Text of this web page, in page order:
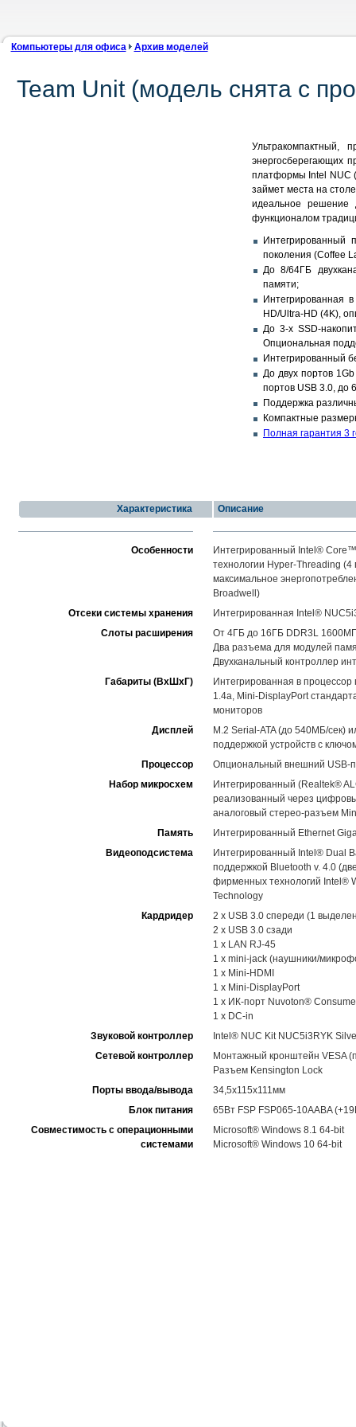
Компьютеры для офиса Архив моделей
Team Unit (модель снята с
Ультракомпактный,
энергосберегающих
платформы Intel NUC
займет места на
идеальное
функционалом
Интегрированный
поколения (Coffee
До 8/64ГБ
памяти;
Интегрированная
HD/Ultra-HD (4K),
До 3-х SSD-
Опциональная
Интегрированный
До двух портов
портов USB 3.0, до
Поддержка
Компактные
Полная гарантия 3
Характеристика Описание
Особенности
Интегрированный Intel®
технологии Hyper-Threading
максимальное
Broadwell)
Отсеки системы хранения
Интегрированная Intel®
Слоты расширения
От 4ГБ до 16ГБ DDR3L
Два разъема для модулей
Двухканальный контроллер
Габариты (ВхШхГ)
Интегрированная в
1.4a, Mini-DisplayPort
мониторов
Дисплей
M.2 Serial-ATA (до 540МБ/сек)
поддержкой устройств с
Процессор
Опциональный внешний USB-
Набор микросхем
Интегрированный (Realtek®
реализованный через
аналоговый стерео-разъем
Память
Интегрированный Ethernet
Видеоподсистема
Интегрированный Intel® Dual
поддержкой Bluetooth v. 4.0
фирменных технологий Intel®
Technology
Кардридер
2 x USB 3.0 спереди (1
2 x USB 3.0 сзади
1 x LAN RJ-45
1 x mini-jack (наушники/
1 x Mini-HDMI
1 x Mini-DisplayPort
1 x ИК-порт Nuvoton®
1 x DC-in
Звуковой контроллер
Intel® NUC Kit NUC5i3RYK
Cетевой контроллер
Монтажный кронштейн VESA
Разъем Kensington Lock
Порты ввода/вывода
34,5x115x111мм
Блок питания
65Вт FSP FSP065-10AABA
Совместимость с операционными
системами
Microsoft® Windows 8.1 64-bit
Microsoft® Windows 10 64-bit